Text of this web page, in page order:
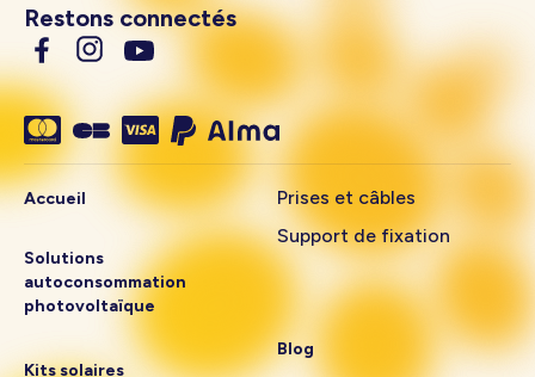
Restons connectés
Accueil
Solutions
autoconsommation
photovoltaïque
Kits solaires
Prises et câbles
Support de fixation
Blog